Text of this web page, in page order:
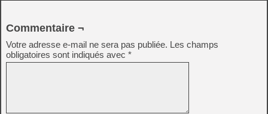
Commentaire ¬
Votre adresse e-mail ne sera pas publiée. Les champs
obligatoires sont indiqués avec *